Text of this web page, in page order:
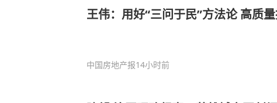
王伟：用好“三问于民”方法论 高质
中国房地产报14小时前